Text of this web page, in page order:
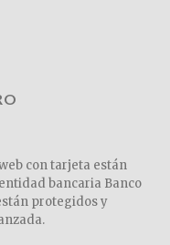
con tarjeta están
bancaria Banco
protegidos y